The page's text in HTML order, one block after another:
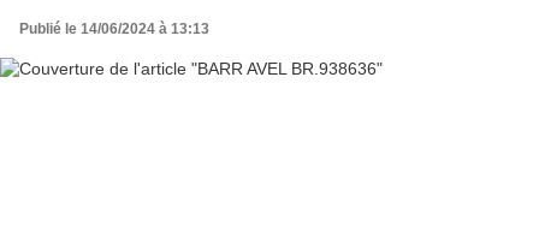
Publié le 14/06/2024 à 13:13